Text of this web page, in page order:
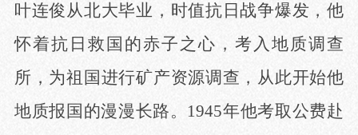
叶连俊从北大毕业，时值抗日战争爆发，他
怀着抗日救国的赤子之心，考入地质调查
所，为祖国进行矿产资源调查，从此开始他
地质报国的漫漫长路。1945年他考取公费赴